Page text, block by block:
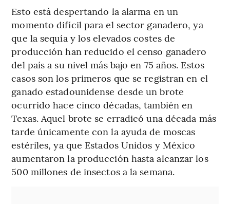
Esto está despertando la alarma en un
momento difícil para el sector ganadero, ya
que la sequía y los elevados costes de
producción han reducido el censo ganadero
del país a su nivel más bajo en 75 años. Estos
casos son los primeros que se registran en el
ganado estadounidense desde un brote
ocurrido hace cinco décadas, también en
Texas. Aquel brote se erradicó una década más
tarde únicamente con la ayuda de moscas
estériles, ya que Estados Unidos y México
aumentaron la producción hasta alcanzar los
500 millones de insectos a la semana.